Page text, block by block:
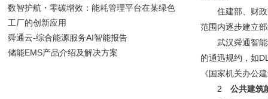
住建部、财政部
范围内逐步建立
武汉舜通智能
的通迅规约，如
《国家机关办公
2 公共建筑
数智护航・零碳增效：能耗管理平台在某绿色
工厂的创新应用
舜通云-综合能源服务AI智能报告
储能EMS产品介绍及解决方案